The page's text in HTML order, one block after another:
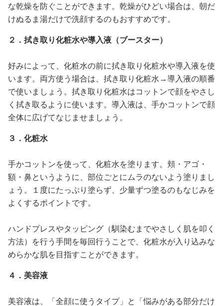
な乾燥を防ぐことができます。乾燥がひどい場合は、朝だ
けぬるま湯だけで洗顔するのもおすすめです。
２．拭き取り化粧水や導入液（ブースター）
好みによって、化粧水の前に拭き取り化粧水や導入液を使
います。両方使う場合は、拭き取り化粧水→導入液の順番
で使いましょう。拭き取り化粧水はコットンで顔をやさし
く拭き取るように使います。導入液は、手かコットンで顔
全体に広げてなじませましょう。
３．化粧水
手かコットンを使って、化粧水を塗ります。頬・アゴ・
額・鼻というように、部位ごとにムラのないよう塗りまし
ょう。１度にたっぷり塗らず、少量ずつ塗るのもなじみを
よくするポイントです。
ハンドプレスやタッピング（馴染むまでやさしく肌を叩く
方法）を行う手間を毎回行うことで、化粧水が入り込みな
めらかな肌を目指すことができます。
４．美容液
美容液は、「全顔に使うタイプ」と「悩みがある部分だけ